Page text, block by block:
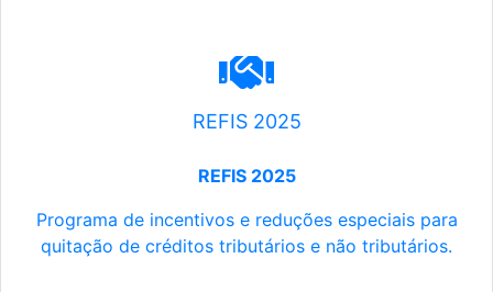
REFIS 2025
REFIS 2025
Programa de incentivos e reduções especiais para
quitação de créditos tributários e não tributários.